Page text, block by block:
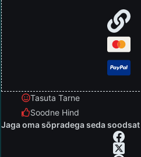
Tasuta Tarne
Soodne Hind
Jaga oma sõpradega seda